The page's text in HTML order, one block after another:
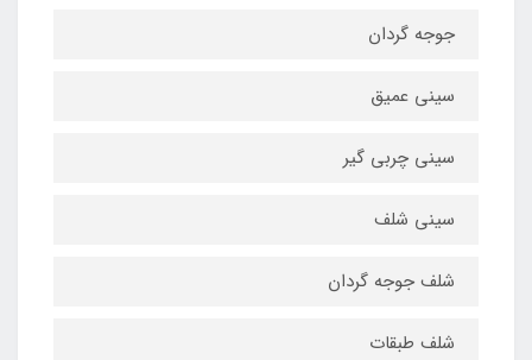
جوجه گردان
سيني عميق
سینی چربی گیر
سینی شلف
شلف جوجه گردان
شلف طبقات